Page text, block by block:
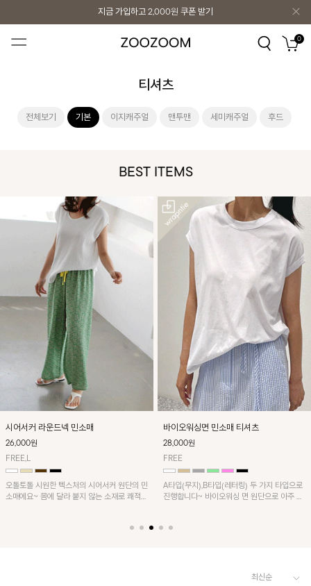
지금 가입하고 2,000원 쿠폰 받기
지금 가입하고 2,000원 쿠폰 받기 0
티셔츠
전체보기 기본 이지캐주얼 맨투맨 세미캐주얼 후드
BEST ITEMS
시어서커 라운드넥 민소매
26,000원
FREE,L
오돌토돌 시원한 텍스처의 시어서커 원단의 민
소매에요~ 몸에 달라 붙지 않는 소재로 쾌적하
바이오워싱면 민소매 티셔츠
28,000원
FREE
A타입(무지),B타입(레터링) 두 가지 타입으로
진행합니다~ 바이오워싱 면 원단으로 아주 매
GOOD!